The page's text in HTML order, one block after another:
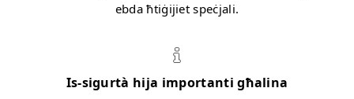
ebda ħtiġijiet speċjali.
Is-sigurtà hija importanti għalina